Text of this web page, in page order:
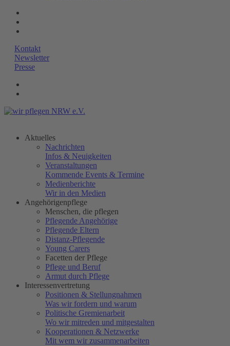
Kontakt
Newsletter
Presse
Aktuelles
Nachrichten
Infos & Neuigkeiten
Veranstaltungen
Kommende Events & Termine
Medienberichte
Wir in den Medien
Angehörigenpflege
Menschen, die pflegen
Pflegende Angehörige
Pflegende Eltern
Distanz-Pflegende
Young Carers
Facetten der Pflege
Pflege und Beruf
Armut durch Pflege
Interessenvertretung
Positionen & Stellungnahmen
Was wir fordern und warum
Politische Gremienarbeit
Wo wir mitreden und mitgestalten
Kooperationen & Netzwerke
Mit wem wir zusammenarbeiten